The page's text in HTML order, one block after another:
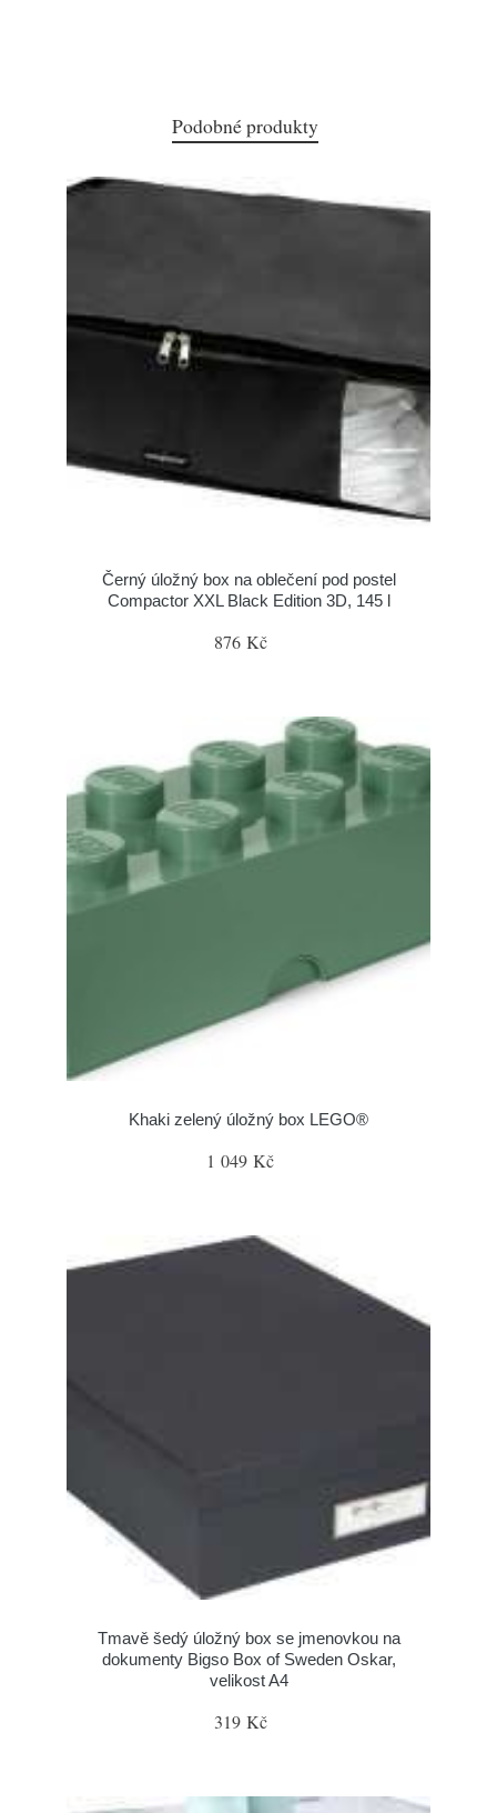
Podobné produkty
Černý úložný box na oblečení pod postel
Compactor XXL Black Edition 3D, 145 l
876 Kč
Khaki zelený úložný box LEGO®
1 049 Kč
Tmavě šedý úložný box se jmenovkou na
dokumenty Bigso Box of Sweden Oskar,
velikost A4
319 Kč